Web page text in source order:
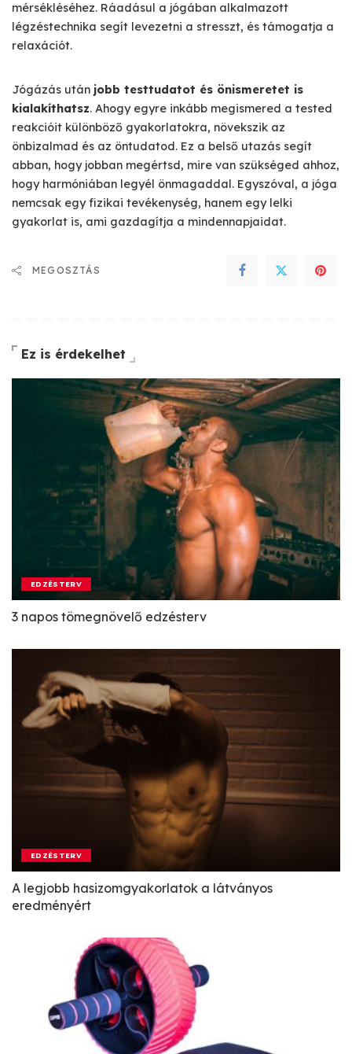
mérsékléséhez. Ráadásul a jógában alkalmazott
légzéstechnika segít levezetni a stresszt, és támogatja a
relaxációt.
Jógázás után jobb testtudatot és önismeretet is
kialakíthatsz. Ahogy egyre inkább megismered a tested
reakcióit különböző gyakorlatokra, növekszik az
önbizalmad és az öntudatod. Ez a belső utazás segít
abban, hogy jobban megértsd, mire van szükséged ahhoz,
hogy harmóniában legyél önmagaddal. Egyszóval, a jóga
nemcsak egy fizikai tevékenység, hanem egy lelki
gyakorlat is, ami gazdagítja a mindennapjaidat.
MEGOSZTÁS
Ez is érdekelhet
EDZÉSTERV
3 napos tömegnövelő edzésterv
EDZÉSTERV
A legjobb hasizomgyakorlatok a látványos
eredményért